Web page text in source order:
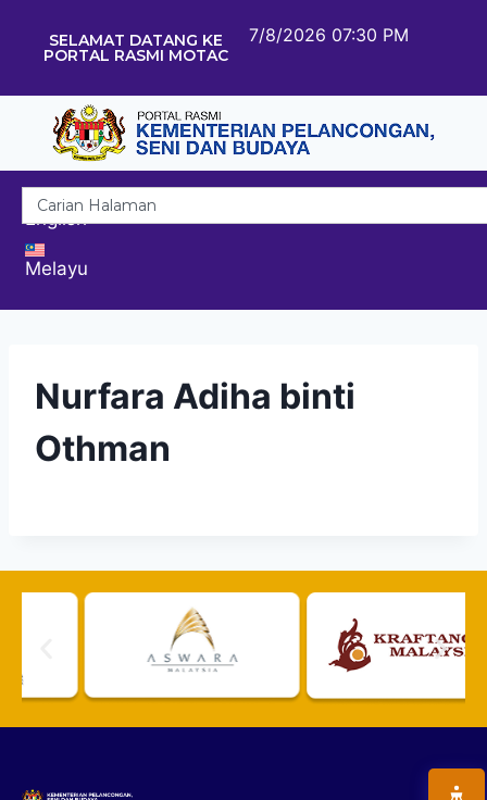
SELAMAT DATANG KE
PORTAL RASMI MOTAC
7/8/2026 07:30 PM
English
Melayu
Nurfara Adiha binti
Othman